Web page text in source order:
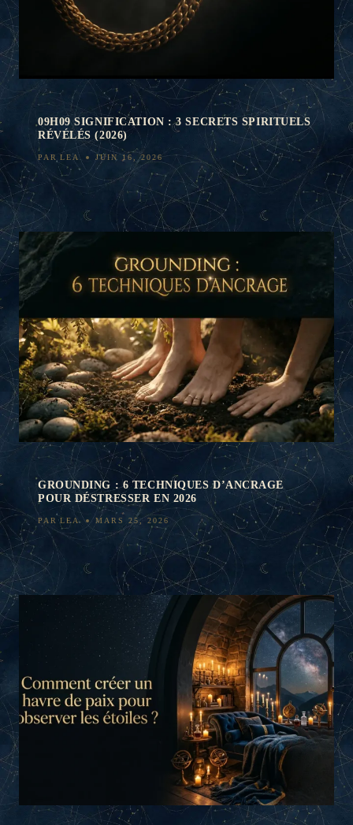
09H09 SIGNIFICATION : 3 SECRETS SPIRITUELS
RÉVÉLÉS (2026)
PAR LEA JUIN 16, 2026
GROUNDING : 6 TECHNIQUES D’ANCRAGE
POUR DÉSTRESSER EN 2026
PAR LEA MARS 25, 2026